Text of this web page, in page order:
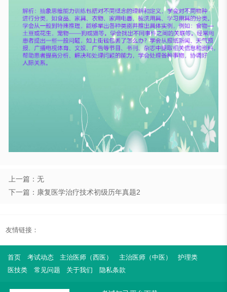
上一篇：无
下一篇：康复医学治疗技术初级历年真题2
友情链接：
首页 考试动态 主治医师（西医） 主治医师（中医）
护理类
医技类
常见问题 关于我们 隐私条款